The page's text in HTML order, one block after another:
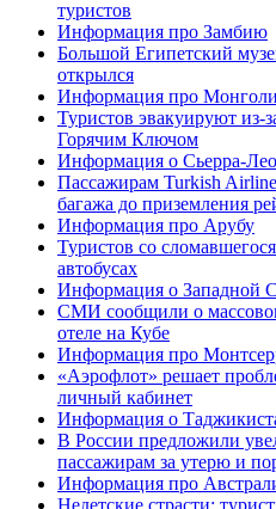
туристов
Информация про Замбию
Большой Египетский
открылся
Информация про
Туристов эвакуируют из-
Горячим Ключом
Информация о Сьерра-
Пассажирам Turkish
багажа до приземления
Информация про Арубу
Туристов со
автобусах
Информация о Западной
СМИ сообщили о
отеле на Кубе
Информация про
«Аэрофлот» решает
личный кабинет
Информация о
В России предложили
пассажирам за утерю и
Информация про
Недетские страсти: